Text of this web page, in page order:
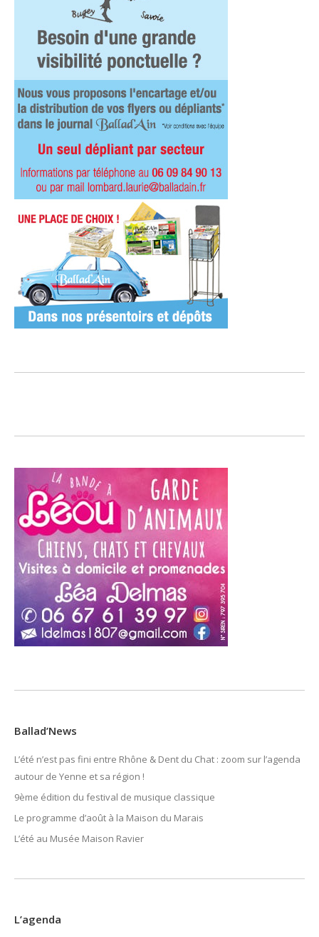
Ballad’News
L’été n’est pas fini entre Rhône & Dent du Chat : zoom sur l’agenda
autour de Yenne et sa région !
9ème édition du festival de musique classique
Le programme d’août à la Maison du Marais
L’été au Musée Maison Ravier
L’agenda